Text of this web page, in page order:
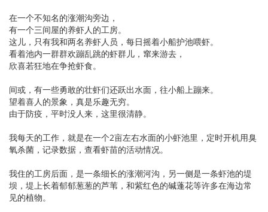
在一个不知名的涨潮沟旁边，
有一个三间屋的养虾人的工房。
这儿，只有我和两名养虾人员，每日摇着小船护池喂虾。
看着池内一群群欢蹦乱跳的虾群儿，窜来游去，
欣喜若狂地在争抢虾食。
间或，有一些勇敢的壮虾们还跃出水面，往小船上蹦来。
望着喜人的景象，真是乐趣无穷。
由于防疫，平时没人来，这里很清静。
我每天的工作，就是在一个2亩左右水面的小虾池里，定时开机用臭
氧杀菌，记录数据，查看虾苗的活动情况。
我住的工房后面，是一条细长的涨潮河沟，另一侧是一条虾池的堤
坝，堤上长着郁郁葱葱的芦苇，和紫红色的碱蓬花等许多在海边常
见的植物。